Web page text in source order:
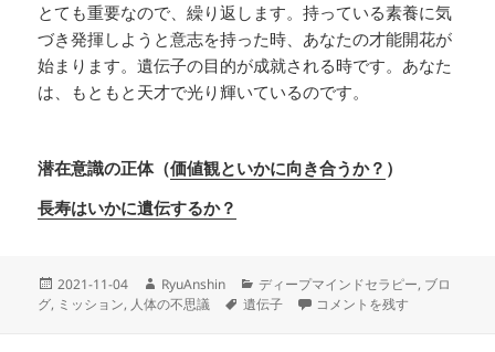
とても重要なので、繰り返します。持っている素養に気
づき発揮しようと意志を持った時、あなたの才能開花が
始まります。遺伝子の目的が成就される時です。あなた
は、もともと天才で光り輝いているのです。
潜在意識の正体（価値観といかに向き合うか？ ）
長寿はいかに遺伝するか？
投
稿
2021-11-04
作
成
RyuAnshin
カ
テ
ディープマインドセラピー, ブロ
グ, ミッション, 人体の不思議
タ
遺伝子 遺伝子と価値観 に
コメントを残す